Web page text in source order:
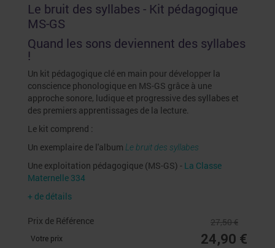
Le bruit des syllabes - Kit pédagogique
MS-GS
Quand les sons deviennent des syllabes
!
Un kit pédagogique clé en main pour développer la
conscience phonologique en MS-GS grâce à une
approche sonore, ludique et progressive des syllabes et
des premiers apprentissages de la lecture.
Le kit comprend :
Un exemplaire de l'album Le bruit des syllabes
Une exploitation pédagogique (MS-GS) - La Classe
Maternelle 334
+ de détails
Prix de Référence 27,50 €
Votre prix 24,90 €